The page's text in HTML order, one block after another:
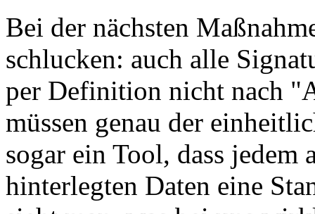
Bei der nächsten
schlucken: auch alle
per Definition nicht nach
müssen genau der
sogar ein Tool, dass
hinterlegten Daten eine